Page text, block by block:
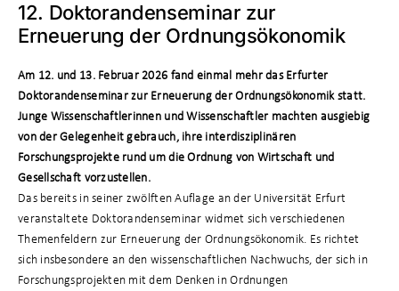
12. Doktorandenseminar zur
Erneuerung der Ordnungsökonomik
Am 12. und 13. Februar 2026 fand einmal mehr das Erfurter
Doktorandenseminar zur Erneuerung der Ordnungsökonomik statt.
Junge Wissenschaftlerinnen und Wissenschaftler machten ausgiebig
von der Gelegenheit gebrauch, ihre interdisziplinären
Forschungsprojekte rund um die Ordnung von Wirtschaft und
Gesellschaft vorzustellen.
Das bereits in seiner zwölften Auflage an der Universität Erfurt
veranstaltete Doktorandenseminar widmet sich verschiedenen
Themenfeldern zur Erneuerung der Ordnungsökonomik. Es richtet
sich insbesondere an den wissenschaftlichen Nachwuchs, der sich in
Forschungsprojekten mit dem Denken in Ordnungen